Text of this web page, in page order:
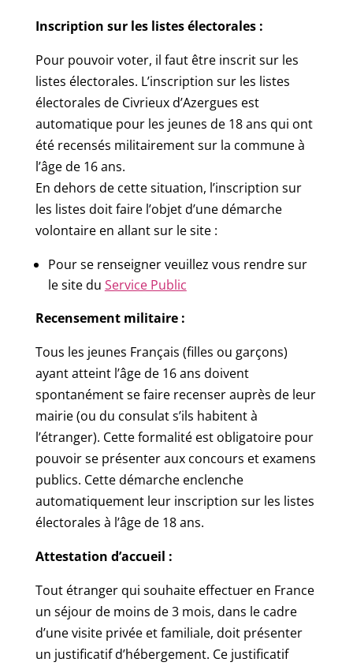
Inscription sur les listes électorales :
Pour pouvoir voter, il faut être inscrit sur les
listes électorales. L’inscription sur les listes
électorales de Civrieux d’Azergues est
automatique pour les jeunes de 18 ans qui ont
été recensés militairement sur la commune à
l’âge de 16 ans.
En dehors de cette situation, l’inscription sur
les listes doit faire l’objet d’une démarche
volontaire en allant sur le site :
Pour se renseigner veuillez vous rendre sur
le site du Service Public
Recensement militaire :
Tous les jeunes Français (filles ou garçons)
ayant atteint l’âge de 16 ans doivent
spontanément se faire recenser auprès de leur
mairie (ou du consulat s’ils habitent à
l’étranger). Cette formalité est obligatoire pour
pouvoir se présenter aux concours et examens
publics. Cette démarche enclenche
automatiquement leur inscription sur les listes
électorales à l’âge de 18 ans.
Attestation d’accueil :
Tout étranger qui souhaite effectuer en France
un séjour de moins de 3 mois, dans le cadre
d’une visite privée et familiale, doit présenter
un justificatif d’hébergement. Ce justificatif